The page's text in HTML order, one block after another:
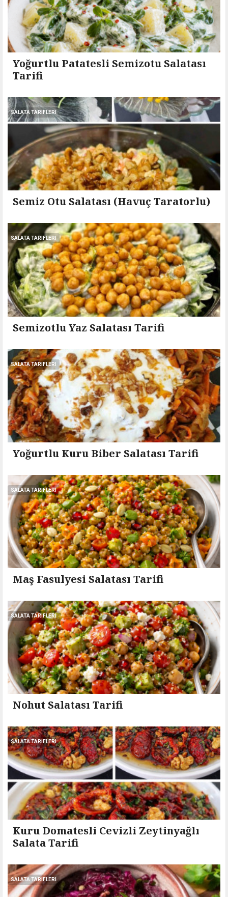
Yoğurtlu Patatesli Semizotu Salatası
Tarifi
SALATA TARIFLERI
Semiz Otu Salatası (Havuç Taratorlu)
SALATA TARIFLERI
Semizotlu Yaz Salatası Tarifi
SALATA TARIFLERI
Yoğurtlu Kuru Biber Salatası Tarifi
SALATA TARIFLERI
Maş Fasulyesi Salatası Tarifi
SALATA TARIFLERI
Nohut Salatası Tarifi
SALATA TARIFLERI
Kuru Domatesli Cevizli Zeytinyağlı
Salata Tarifi
SALATA TARIFLERI